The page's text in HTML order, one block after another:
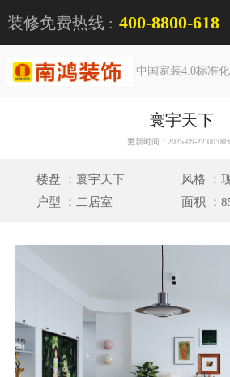
装修免费热线 : 400-8800-618
中国家装4.0标准
寰宇天下
更新时间：2025-09-22
楼盘 ：寰宇天下
风格 ：
户型 ：二居室
面积 ：